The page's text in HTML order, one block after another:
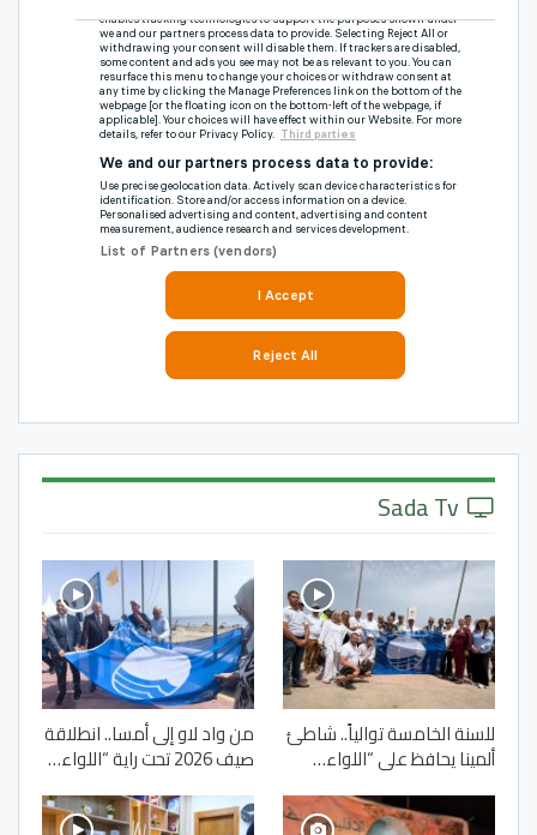
للسنة الخامسة توالياً.. شاطئ
ألمينا يحافظ على “اللواء…
من واد لاو إلى أمسا.. انطلاقة
صيف 2026 تحت راية “اللواء…